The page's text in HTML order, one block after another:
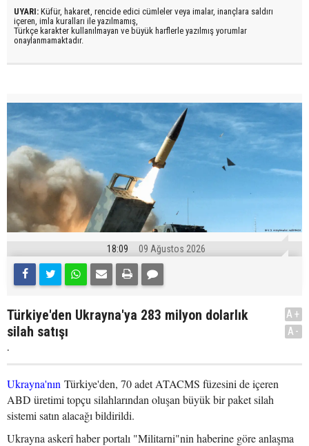
UYARI: Küfür, hakaret, rencide edici cümleler veya imalar, inançlara saldırı
içeren, imla kuralları ile yazılmamış,
Türkçe karakter kullanılmayan ve büyük harflerle yazılmış yorumlar
onaylanmamaktadır.
18:09 09 Ağustos 2026
Türkiye'den Ukrayna'ya 283 milyon dolarlık
silah satışı
.
A+
A-
Ukrayna'nın Türkiye'den, 70 adet ATACMS füzesini de içeren
ABD üretimi topçu silahlarından oluşan büyük bir paket silah
sistemi satın alacağı bildirildi.
Ukrayna askerî haber portalı "Militarni"nin haberine göre anlaşma